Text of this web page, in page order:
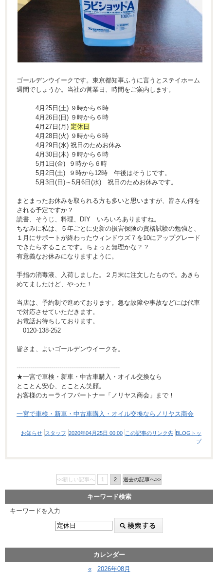
ゴールデンウイークです。東京都知事ふうに言うとステイホーム
週間でしょうか。当社の営業日、時間をご案内します。
4月25日(土) ９時から６時
4月26日(日) ９時から６時
4月27日(月) 定休日
4月28日(火) ９時から６時
4月29日(水) 祝日のためお休み
4月30日(木) ９時から６時
5月1日(金) ９時から６時
5月2日(土) ９時から12時 午後はそうじです。
5月3日(日)～5月6日(水) 祝日のためお休みです。
まとまったお休みを取られる方も多いと思いますが、皆さん何を
される予定ですか？
読書、そうじ、料理、DIY いろいろありますね。
ちなみに私は、５年ごとに更新の損害保険の資格試験の勉強と、
１月にサポートが終わったウィンドウズ７を10にアップグレード
できたらすることです。ちょっと無理かな？？
有意義なお休みになりますように。
手指の消毒液、入荷しました。２月末に注文したもので。あきら
めてましたけど、やった！
当店は、予約制で進めております。急な故障や事故などには代車
で対応させていただきます。
お電話お待ちしております。
0120-138-252
皆さま、よいゴールデンウイークを。
-----------------------------------------------------
★一宮で車検・新車・中古車購入・オイル交換なら
とことん安心、とことん笑顔。
お客様のカーライフパートナー「ノリヤス商会」まで！
一宮で車検・新車・中古車購入・オイル交換ならノリヤス商会
お知らせ スタッフ 2020年04月25日 00:00 この記事のリンク先 BLOGトッ
プ
<<新しい記事へ 1 2 過去の記事へ>>
キーワード検索
キーワードを入力
カレンダー
«
2026年08月